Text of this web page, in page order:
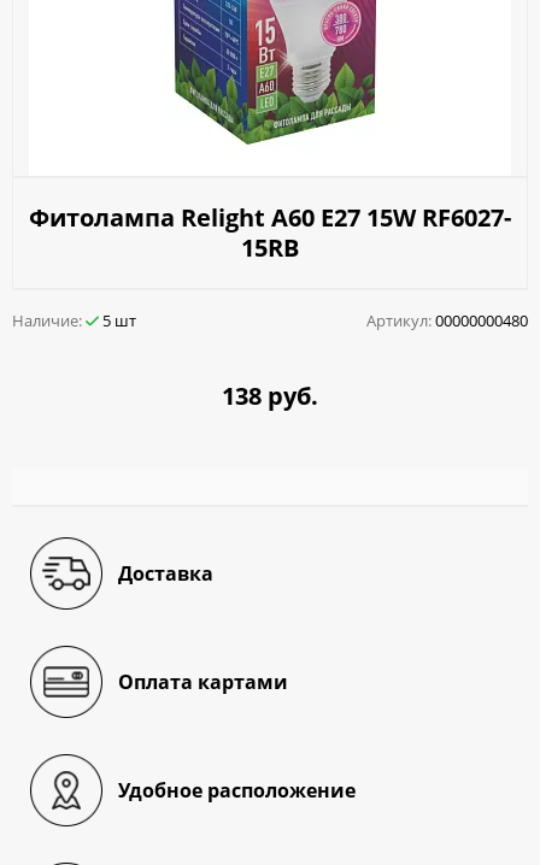
Фитолампа Relight A60 E27 15W RF6027-
15RB
Наличие: 5 шт Артикул:00000000480
138 руб.
Доставка
Оплата картами
Удобное расположение